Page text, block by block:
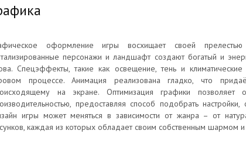
оформление игры восхищает своей
персонажи и ландшафт создают богатый и
Спецэффекты, такие как освещение, тень и
процессе. Анимация реализована гладко, что
на экране. Оптимизация графики позволяет
предоставляя способ подобрать
игры может меняться в зависимости от жанра – от
каждая из которых обладает своим собственным шармом